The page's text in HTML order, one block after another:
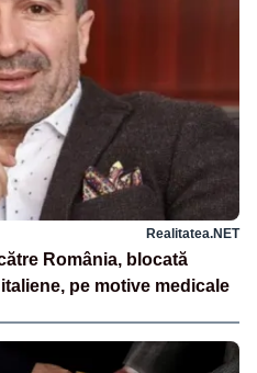
Realitatea.NET
România, blocată
pe motive medicale